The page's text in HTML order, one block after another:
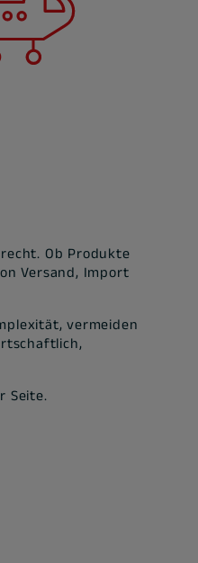
Ob Produkte
Versand, Import
vermeiden
Seite.